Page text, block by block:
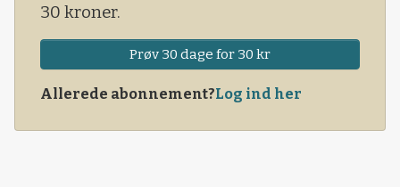
30 kroner.
Prøv 30 dage for 30 kr
Allerede abonnement?Log ind her